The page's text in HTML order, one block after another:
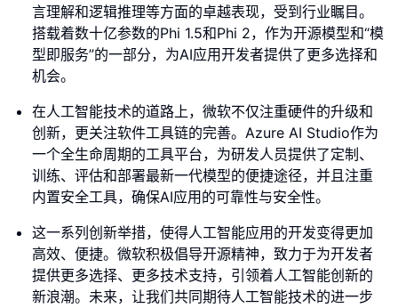
言理解和逻辑推理等方面的卓越表现，受到行业瞩目。
搭载着数十亿参数的Phi 1.5和Phi 2，作为开源模型和“模
型即服务”的一部分，为AI应用开发者提供了更多选择和
机会。
在人工智能技术的道路上，微软不仅注重硬件的升级和
创新，更关注软件工具链的完善。Azure AI Studio作为
一个全生命周期的工具平台，为研发人员提供了定制、
训练、评估和部署最新一代模型的便捷途径，并且注重
内置安全工具，确保AI应用的可靠性与安全性。
这一系列创新举措，使得人工智能应用的开发变得更加
高效、便捷。微软积极倡导开源精神，致力于为开发者
提供更多选择、更多技术支持，引领着人工智能创新的
新浪潮。未来，让我们共同期待人工智能技术的进一步